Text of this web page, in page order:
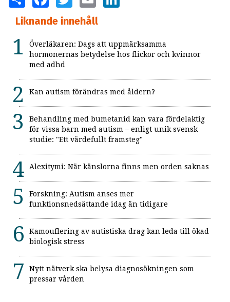
Liknande innehåll
Överläkaren: Dags att uppmärksamma
hormonernas betydelse hos flickor och kvinnor
med adhd
Kan autism förändras med åldern?
Behandling med bumetanid kan vara fördelaktig
för vissa barn med autism – enligt unik svensk
studie: "Ett värdefullt framsteg"
Alexitymi: När känslorna finns men orden saknas
Forskning: Autism anses mer
funktionsnedsättande idag än tidigare
Kamouflering av autistiska drag kan leda till ökad
biologisk stress
Nytt nätverk ska belysa diagnosökningen som
pressar vården